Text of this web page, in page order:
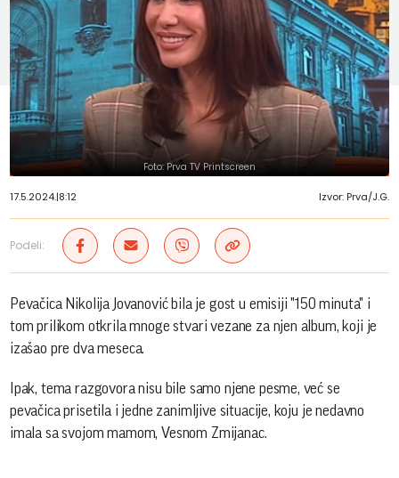
Foto: Prva TV Printscreen
17.5.2024.|8:12 Izvor: Prva/J.G.
Podeli:
Pevačica Nikolija Jovanović bila je gost u emisiji "150 minuta" i
tom prilikom otkrila mnoge stvari vezane za njen album, koji je
izašao pre dva meseca.
Ipak, tema razgovora nisu bile samo njene pesme, već se
pevačica prisetila i jedne zanimljive situacije, koju je nedavno
imala sa svojom mamom, Vesnom Zmijanac.